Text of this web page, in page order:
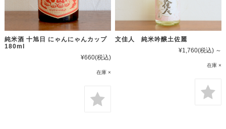
純米酒 十旭日 にゃんにゃんカップ
180ml
¥660(税込)
在庫 ×
文佳人 純米吟醸土佐麗
¥1,760(税込) ～
在庫 ×